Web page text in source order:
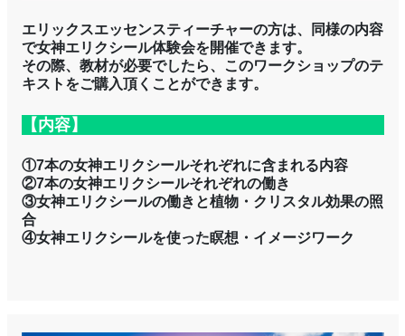
エリックスエッセンスティーチャーの方は、同様の内容
で女神エリクシール体験会を開催できます。
その際、教材が必要でしたら、このワークショップのテ
キストをご購入頂くことができます。
【内容】
①7本の女神エリクシールそれぞれに含まれる内容
②7本の女神エリクシールそれぞれの働き
③女神エリクシールの働きと植物・クリスタル効果の照
合
④女神エリクシールを使った瞑想・イメージワーク